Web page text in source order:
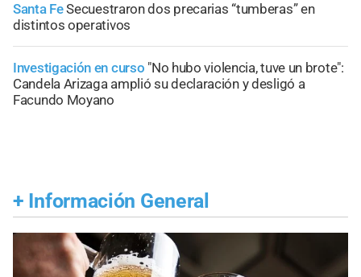
Santa FeSecuestraron dos precarias “tumberas” en
distintos operativos
Investigación en curso "No hubo violencia, tuve un brote":
Candela Arizaga amplió su declaración y desligó a
Facundo Moyano
+ Información General